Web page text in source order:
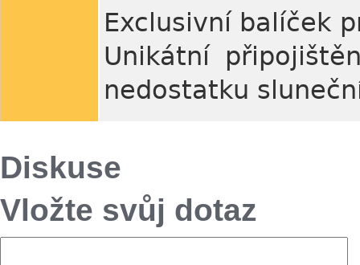
Exclusivní balíček
Unikátní
nedostatku
Diskuse
Vložte svůj dotaz